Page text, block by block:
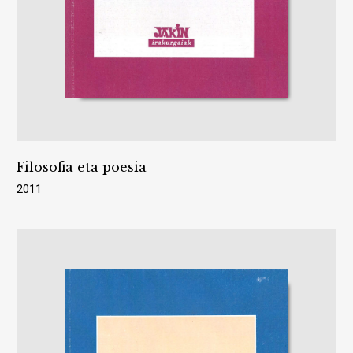
Filosofia eta poesia
2011